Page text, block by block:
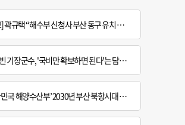
택 “해수부 신청사 부산 동구 유치 환영…해양 중심지 완성할 것”
군수, '국비만 확보하면 된다'는 담당자에 "국비는 국민의 혈세" 지적
국 해양수산부’ 2030년 부산 북항시대 연다